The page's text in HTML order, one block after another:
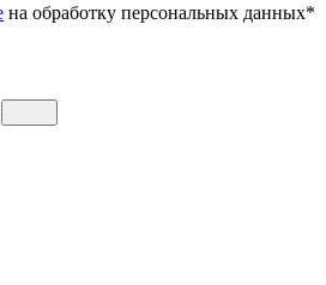
на обработку персональных данных*